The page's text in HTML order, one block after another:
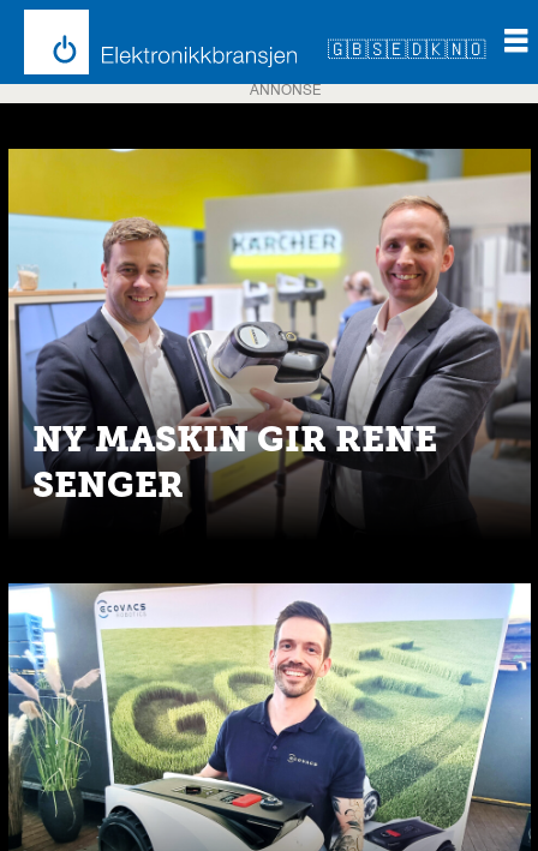
🇬🇧🇸🇪🇩🇰🇳🇴
Emne:
vinduspusserrobot
ANNONSE
NY MASKIN GIR RENE
SENGER